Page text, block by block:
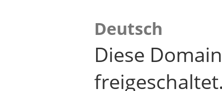
Deutsch
Diese